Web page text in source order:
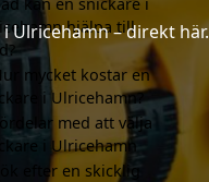
Ulricehamn – direkt här.
hjälpa till
mycket kostar en
i Ulricehamn?
Fördelar med att välja
i Ulricehamn
Sök efter en skicklig